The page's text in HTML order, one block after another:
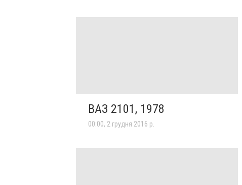
ВАЗ 2101, 1978
00:00, 2 грудня 2016 р.